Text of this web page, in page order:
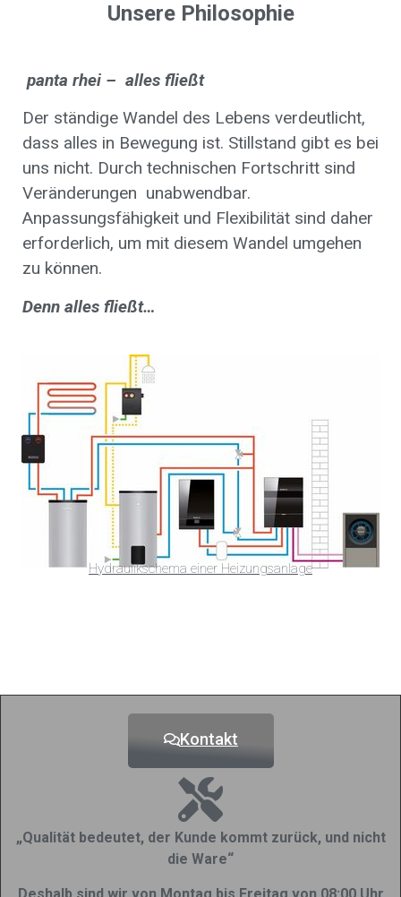
Unsere Philosophie
panta rhei – alles fließt
Der ständige Wandel des Lebens verdeutlicht,
dass alles in Bewegung ist. Stillstand gibt es bei
uns nicht. Durch technischen Fortschritt sind
Veränderungen unabwendbar.
Anpassungsfähigkeit und Flexibilität sind daher
erforderlich, um mit diesem Wandel umgehen
zu können.
Denn alles fließt…
Hydraulikschema einer Heizungsanlage
Kontakt
„Qualität bedeutet, der Kunde kommt zurück, und nicht
die Ware“
Deshalb sind wir von Montag bis Freitag von 08:00 Uhr